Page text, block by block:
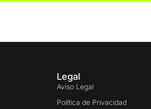
Legal
Aviso Legal
Política de Privacidad